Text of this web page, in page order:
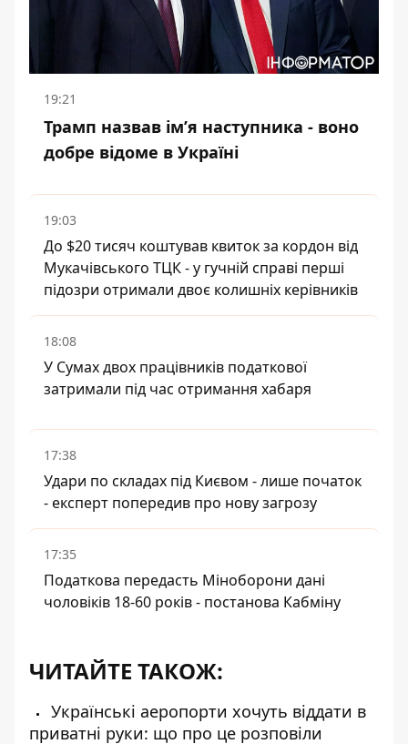
19:21
Трамп назвав імʼя наступника - воно
добре відоме в Україні
19:03
До $20 тисяч коштував квиток за кордон від
Мукачівського ТЦК - у гучній справі перші
підозри отримали двоє колишніх керівників
18:08
У Сумах двох працівників податкової
затримали під час отримання хабаря
17:38
Удари по складах під Києвом - лише початок
- експерт попередив про нову загрозу
17:35
Податкова передасть Міноборони дані
чоловіків 18-60 років - постанова Кабміну
ЧИТАЙТЕ ТАКОЖ:
Українські аеропорти хочуть віддати в
приватні руки: що про це розповіли